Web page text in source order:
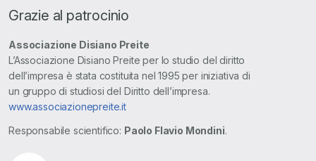
Grazie al patrocinio
Associazione Disiano Preite
L’Associazione Disiano Preite per lo studio del diritto
dell’impresa è stata costituita nel 1995 per iniziativa di
un gruppo di studiosi del Diritto dell’impresa.
www.associazionepreite.it
Responsabile scientifico: Paolo Flavio Mondini.